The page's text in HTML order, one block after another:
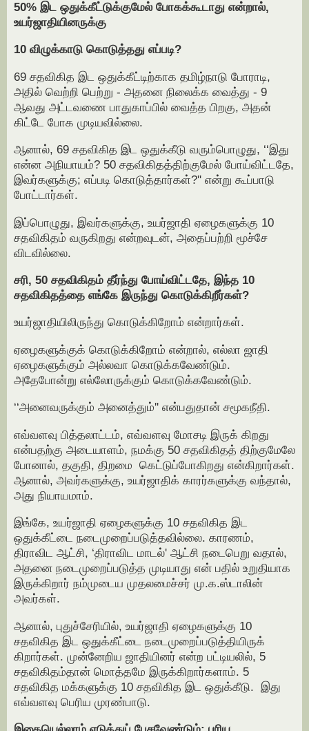
50% இட ஒதுக்கீட்டுக்குமேல் போகக்கூடாது என்றால்,
உயர்ஜாதியினருக்கு
10 விழுக்காடு கொடுத்தது எப்படி?
69 சதவிகித இட ஒதுக்கீட்டிற்காக தமிழ்நாடு போராடி,
அதில் வெற்றி பெற்று - அதனை நிலைக்க வைத்து - 9
ஆவது அட்டவணை பாதுகாப்பில் வைத்த பிறகு, அதன்
கிட்டே போக முடியவில்லை.
ஆனால், 69 சதவிகித இட ஒதுக்கீடு வரும்பொழுது, ‘‘இது
என்ன அநியாயம்? 50 சதவிகிதத்திற்குமேல் போய்விட்டதே,
இவர்களுக்கு; எப்படி கொடுத்தார்கள்?'' என்று கூப்பாடு
போட்டார்கள்.
இப்பொழுது, இவர்களுக்கு, உயர்ஜாதி ஏழைகளுக்கு 10
சதவிகிதம் வருகிறது என்றவுடன், அதைப்பற்றி மூச்சே
விடவில்லை.
சரி, 50 சதவிகிதம் தீர்ந்து போய்விட்டதே, இந்த 10
சதவிகிதத்தை எங்கே இருந்து கொடுக்கிறீர்கள்?
உயர்ஜாதியிலிருந்து கொடுக்கிறோம் என்றார்கள்.
ஏழைகளுக்குக் கொடுக்கிறோம் என்றால், எல்லா ஜாதி
ஏழைகளுக்கும் அல்லவா கொடுக்கவேண்டும்.
அதேபோன்று எல்லோருக்கும் கொடுக்கவேண்டும்.
‘‘அனைவருக்கும் அனைத்தும்'' என்பதுதான் சமூகநீதி.
எவ்வளவு பித்தலாட்டம், எவ்வளவு மோசடி இருக் கிறது
என்பதற்கு அடையாளம், நமக்கு 50 சதவிகிதத் திற்குமேலே
போனால், தகுதி, திறமை கெட்டுப்போகிறது என்கிறார்கள்.
ஆனால், அவர்களுக்கு, உயர்ஜாதிக் காரர்களுக்கு வந்தால்,
அது நியாயமாம்.
இங்கே, உயர்ஜாதி ஏழைகளுக்கு 10 சதவிகித இட
ஒதுக்கீட்டை நடைமுறைப்படுத்தவில்லை. காரணம்,
திராவிட ஆட்சி, ‘திராவிட மாடல்' ஆட்சி நடைபெறு வதால்,
அதனை நடைமுறைப்படுத்த முடியாது என் பதில் உறுதியாக
இருக்கிறார் நம்முடைய முதலமைச்சர் மு.க.ஸ்டாலின்
அவர்கள்.
ஆனால், புதுச்சேரியில், உயர்ஜாதி ஏழைகளுக்கு 10
சதவிகித இட ஒதுக்கீட்டை நடைமுறைப்படுத்தியிருக்
கிறார்கள். முன்னேறிய ஜாதியினர் என்ற பட்டியலில், 5
சதவிகிதம்தான் மொத்தமே இருக்கிறார்களாம். 5
சதவிகித மக்களுக்கு 10 சதவிகித இட ஒதுக்கீடு. இது
எவ்வளவு பெரிய முரண்பாடு.